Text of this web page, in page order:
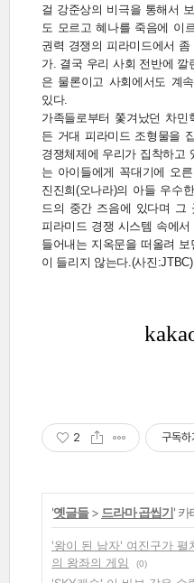
걸 강준상의 비극을 통해서
도 모르고 혜나를 죽음에 이
권력 경쟁의 피라미드에서
가. 결국 우리 사회 전반에 깔
은 물론이고 사회에서도 계
있다.
가족들로부터 쫓겨났던 차
든 거대 피라미드 조형물을
경쟁체제에 우리가 집착하고
는 아이들에게 꼭대기에 오
진진희(오나라)의 아들 우수
드의 중간 즈음에 있다며 그
피라미드 경쟁 시스템 속에
들어내는 지옥문을 떠올려
이 들리지 않는다.(사진:JTBC)
2 구독하
'옛글들> 드라마 곱씹기' 카
'왕이 된 남자' 여진구가 펼
의 왕좌의 게임
(0)